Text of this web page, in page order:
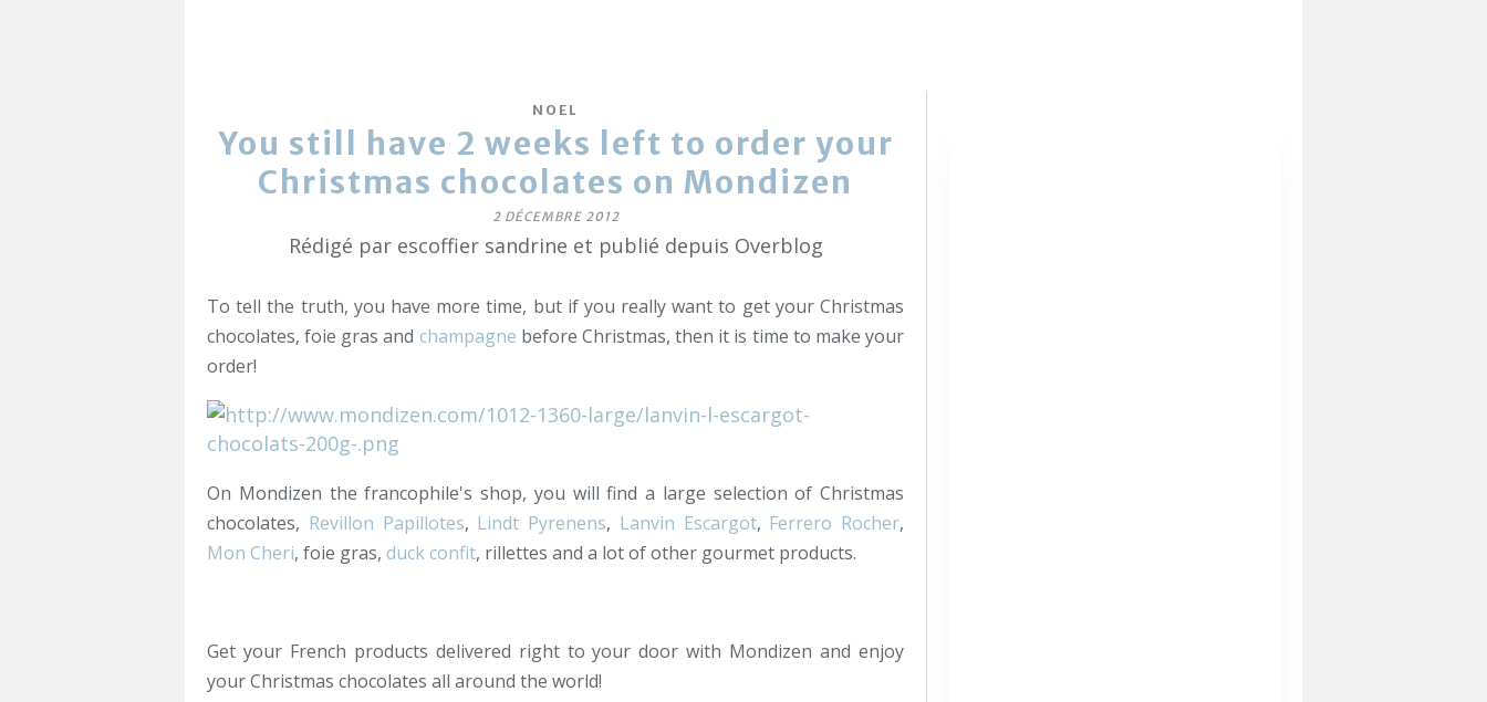
NOEL
You still have 2 weeks left to order your
Christmas chocolates on Mondizen
2 DÉCEMBRE 2012
Rédigé par escoffier sandrine et publié depuis Overblog
To tell the truth, you have more time, but if you really want to get your Christmas
chocolates, foie gras and champagne before Christmas, then it is time to make your
order!
On Mondizen the francophile's shop, you will find a large selection of Christmas
chocolates, Revillon Papillotes, Lindt Pyrenens, Lanvin Escargot, Ferrero Rocher,
Mon Cheri, foie gras, duck confit, rillettes and a lot of other gourmet products.
Get your French products delivered right to your door with Mondizen and enjoy
your Christmas chocolates all around the world!